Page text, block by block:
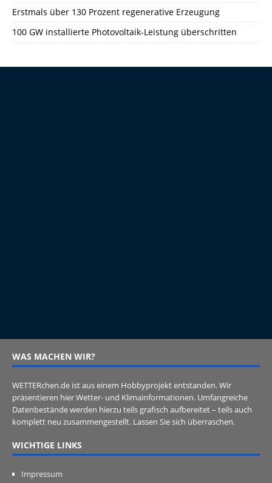
Erstmals über 130 Prozent regenerative Erzeugung
100 GW installierte Photovoltaik-Leistung überschritten
WAS MACHEN WIR?
WETTERchen.de ist aus einem Hobbyprojekt entstanden. Wir
präsentieren hier Wetter- und Klimainformationen. Umfangreiche
Datenbestände werden hierzu teils grafisch aufbereitet – teils auch
komplett neu zusammengestellt. Lassen Sie sich überraschen.
WICHTIGE LINKS
Impressum